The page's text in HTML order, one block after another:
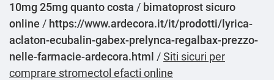
10mg 25mg quanto costa / bimatoprost sicuro
online / https://www.ardecora.it/it/prodotti/lyrica-
aclaton-ecubalin-gabex-prelynca-regalbax-prezzo-
nelle-farmacie-ardecora.html /Siti sicuri per
comprare stromectol efacti online